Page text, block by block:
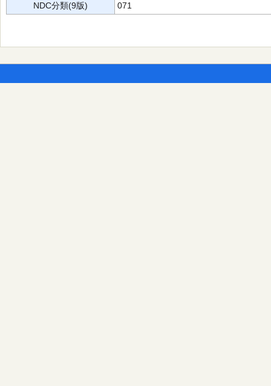
NDC分類(9版)
071